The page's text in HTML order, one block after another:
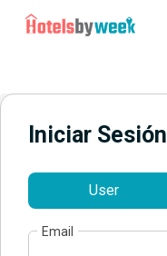
Iniciar Sesión
User
Email